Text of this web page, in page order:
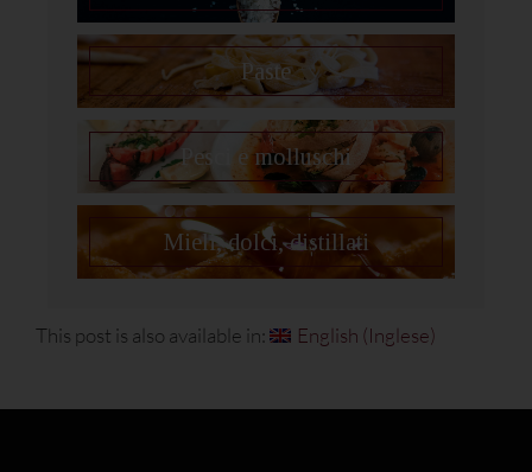
Paste
Pesci e molluschi
Mieli, dolci, distillati
This post is also available in: English (Inglese)